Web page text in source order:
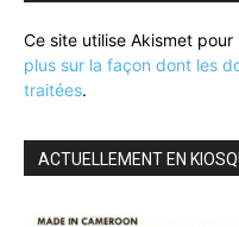
Ce site utilise Akismet
plus sur la façon dont les
traitées.
ACTUELLEMENT EN